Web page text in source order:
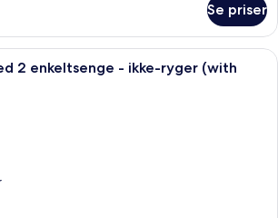
Se priser
Et hotelværelse med to senge, et
2 enkeltsenge - ikke-ryger (with